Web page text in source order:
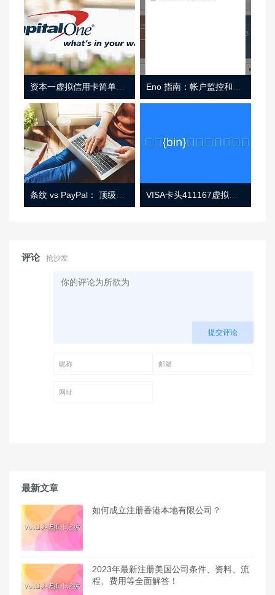
资本一虚拟信用卡简单介绍
条纹 vs PayPal： 顶级功能， 定价 （和更多！ VISA卡头411167虚拟卡基础信息
评论 抢沙发
提交评论
最新文章
如何成立注册香港本地有限公司？
2023年最新注册美国公司条件、资料、流
程、费用等全面解答！